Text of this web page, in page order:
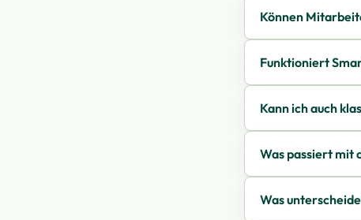
Können
Funktioniert
Kann ich auch
Was passiert mit
Was